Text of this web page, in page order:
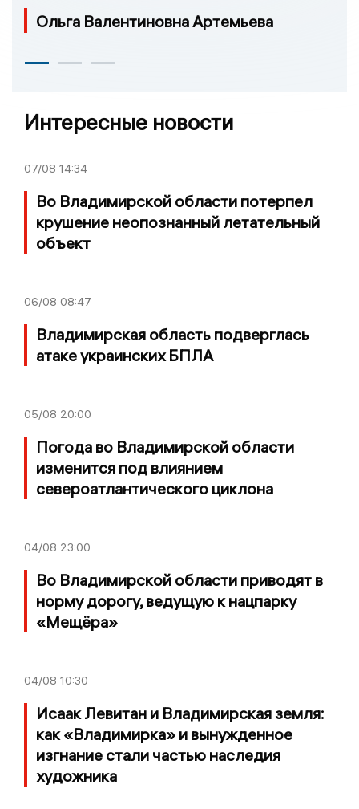
Ольга Валентиновна Артемьева
Интересные новости
07/08 14:34
Во Владимирской области потерпел
крушение неопознанный летательный
объект
06/08 08:47
Владимирская область подверглась
атаке украинских БПЛА
05/08 20:00
Погода во Владимирской области
изменится под влиянием
североатлантического циклона
04/08 23:00
Во Владимирской области приводят в
норму дорогу, ведущую к нацпарку
«Мещёра»
04/08 10:30
Исаак Левитан и Владимирская земля:
как «Владимирка» и вынужденное
изгнание стали частью наследия
художника